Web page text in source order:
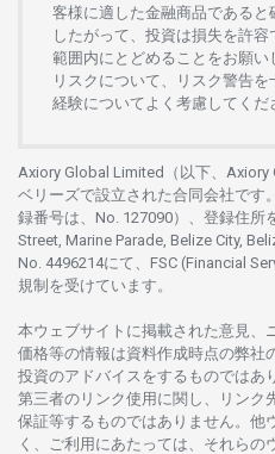
客様に適した金融商品であると
したがって、 投資は損失を許容
範囲内にとどめることをお願い
リスクについて、
リスク警告を
経験について よく 考慮してくだ
Axiory Global Limited（以下、Axiory
ベリーズで設立さ れた合同会社です。
録番号は、No. 127090）、 登録住所
Street, Marine Parade, Belize City,
No. 4496214にて、FSC (Financial
規制を受けています。
本ウェブサイトに掲載さ れた意見、
価格等の情報は資料作成時点の弊社
投資のアドバイスをするものではあ
第三者の リンク使用に関し、 リンク
保証等するものではありません。 他
く、
ご利用に あたっては、 それらの